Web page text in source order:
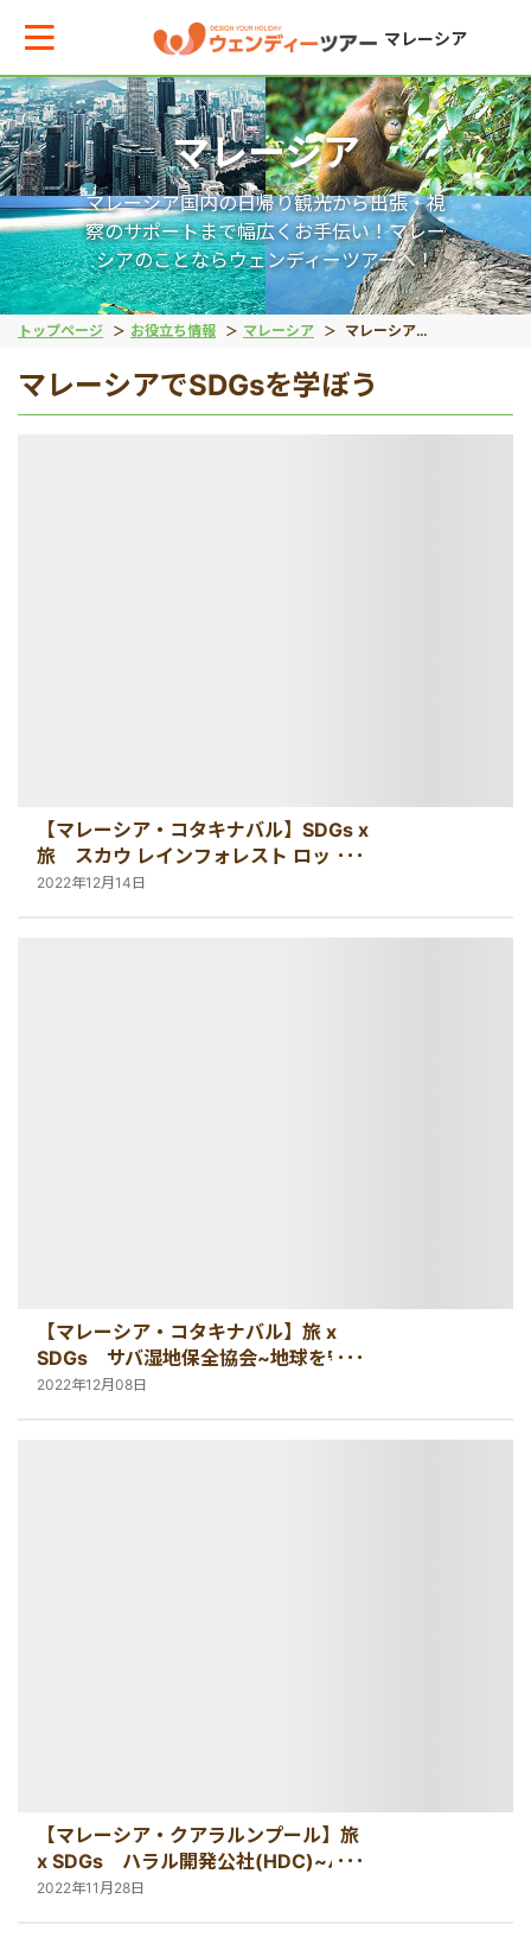
マレーシア
トップページ お役立ち情報 マレーシア マレーシアでSDGsを学ぼう
マレーシア
マレーシア国内の日帰り観光から出張・視
察のサポートまで幅広くお手伝い！マレー
シアのことならウェンディーツアーへ！
マレーシアでSDGsを学ぼう
【マレーシア・コタキナバル】SDGs x
旅 スカウ レインフォレスト ロッジ~
大自然あるれるロッジ~
2022年12月14日
【マレーシア・コタキナバル】旅 x
SDGs サバ湿地保全協会~地球を守る
マングローブ植林~
2022年12月08日
【マレーシア・クアラルンプール】旅
x SDGs ハラル開発公社(HDC)~ハラ
ル・ハブを目指す~
2022年11月28日
メインメニューへ戻る
マから現地ツアーを探す
遺産（文化）
遺産（自然）
送迎
メインメニューへ戻る
アからお役立ち情報を探す
ドネシア
戻る
世界遺産（文化）
マラッカ
ジョージタウン
戻る
世界遺産（自然）
キナバル公園
グヌン・ムル国立公園
戻る
動物
オランウータン
リバーサファリ
戻る
絶景アイランド
ガヤ島
サピ島
戻る
マレーシア国外
ブルネイ旅行
戻る
宿泊パッケージ
秘境ツアー